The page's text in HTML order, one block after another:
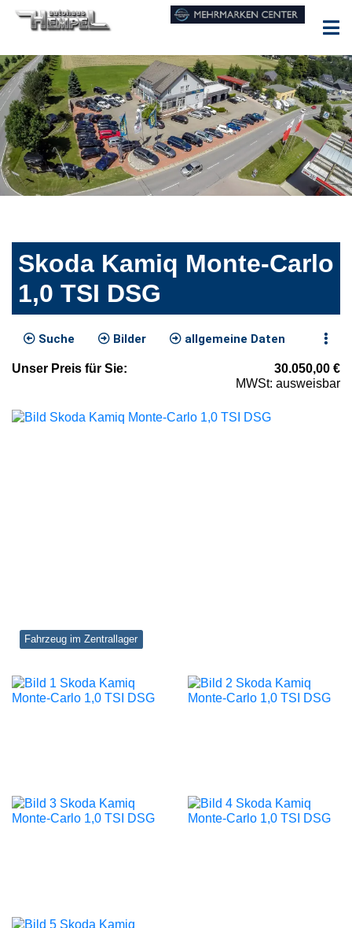
Skoda Kamiq Monte-Carlo
1,0 TSI DSG
Suche Bilder allgemeine Daten
Unser Preis für Sie: 30.050,00 €
MWSt: ausweisbar
Fahrzeug im Zentrallager